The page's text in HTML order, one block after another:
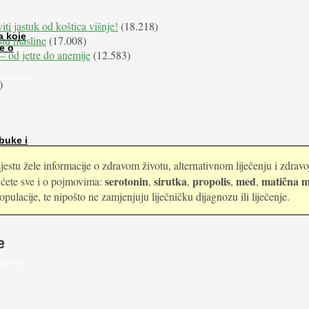
koje
o
i
jastuk od koštica višnje! (18.218)
masline(17.008)
od jetre do anemije(12.583)
žele informacije o zdravom životu, alternativnom liječenju i
sve i o pojmovima: serotonin, sirutka, propolis, med, matična
te nipošto ne zamjenjuju liječničku dijagnozu ili liječenje.